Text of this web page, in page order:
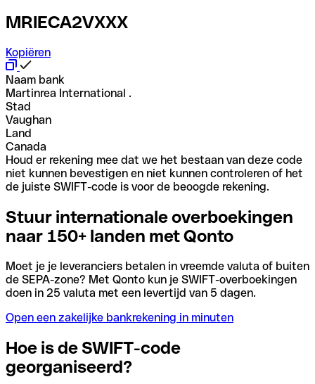
MRIECA2VXXX
Kopiëren
Naam bank
Martinrea International .
Stad
Vaughan
Land
Canada
Houd er rekening mee dat we het bestaan van deze code
niet kunnen bevestigen en niet kunnen controleren of het
de juiste SWIFT-code is voor de beoogde rekening.
Stuur internationale overboekingen
naar 150+ landen met Qonto
Moet je je leveranciers betalen in vreemde valuta of buiten
de SEPA-zone? Met Qonto kun je SWIFT-overboekingen
doen in 25 valuta met een levertijd van 5 dagen.
Open een zakelijke bankrekening in minuten
Hoe is de SWIFT-code
georganiseerd?